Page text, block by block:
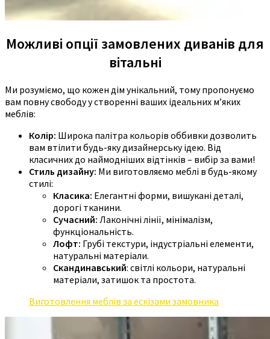
Можливі опції замовлених диванів для
вітальні
Ми розуміємо, що кожен дім унікальний, тому пропонуємо
вам повну свободу у створенні ваших ідеальних м’яких
меблів:
Колір: Широка палітра кольорів оббивки дозволить
вам втілити будь-яку дизайнерську ідею. Від
класичних до наймодніших відтінків – вибір за вами!
Стиль дизайну: Ми виготовляємо меблі в будь-якому
стилі:
Класика: Елегантні форми, вишукані деталі,
дорогі тканини.
Сучасний: Лаконічні лінії, мінімалізм,
функціональність.
Лофт: Грубі текстури, індустріальні елементи,
натуральні матеріали.
Скандинавський: світлі кольори, натуральні
матеріали, затишок та простота.
Виготовлення меблів за ескізами замовника